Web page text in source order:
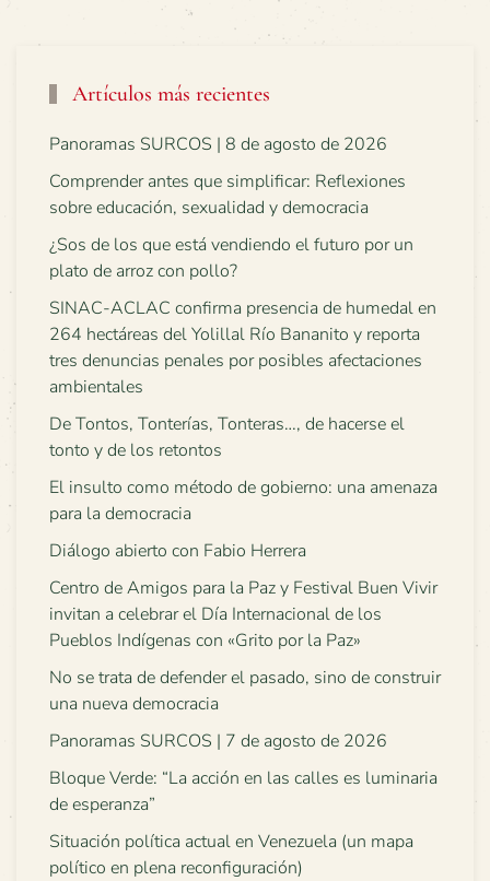
Artículos más recientes
Panoramas SURCOS | 8 de agosto de 2026
Comprender antes que simplificar: Reflexiones
sobre educación, sexualidad y democracia
¿Sos de los que está vendiendo el futuro por un
plato de arroz con pollo?
SINAC-ACLAC confirma presencia de humedal en
264 hectáreas del Yolillal Río Bananito y reporta
tres denuncias penales por posibles afectaciones
ambientales
De Tontos, Tonterías, Tonteras…, de hacerse el
tonto y de los retontos
El insulto como método de gobierno: una amenaza
para la democracia
Diálogo abierto con Fabio Herrera
Centro de Amigos para la Paz y Festival Buen Vivir
invitan a celebrar el Día Internacional de los
Pueblos Indígenas con «Grito por la Paz»
No se trata de defender el pasado, sino de construir
una nueva democracia
Panoramas SURCOS | 7 de agosto de 2026
Bloque Verde: “La acción en las calles es luminaria
de esperanza”
Situación política actual en Venezuela (un mapa
político en plena reconfiguración)